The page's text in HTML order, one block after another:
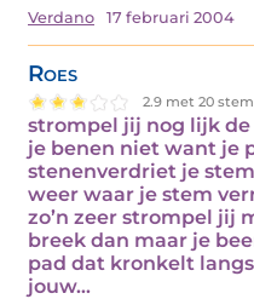
Verdano 17 februari 2004
Roes
2.9 met 20
strompel jij nog lijk
je benen niet want je
stenenverdriet je
weer waar je stem
zo’n zeer strompel jij
breek dan maar je
pad dat kronkelt
jouw…